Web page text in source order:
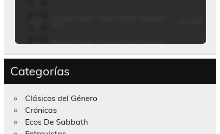
Categorías
Clásicos del Género
Crónicas
Ecos De Sabbath